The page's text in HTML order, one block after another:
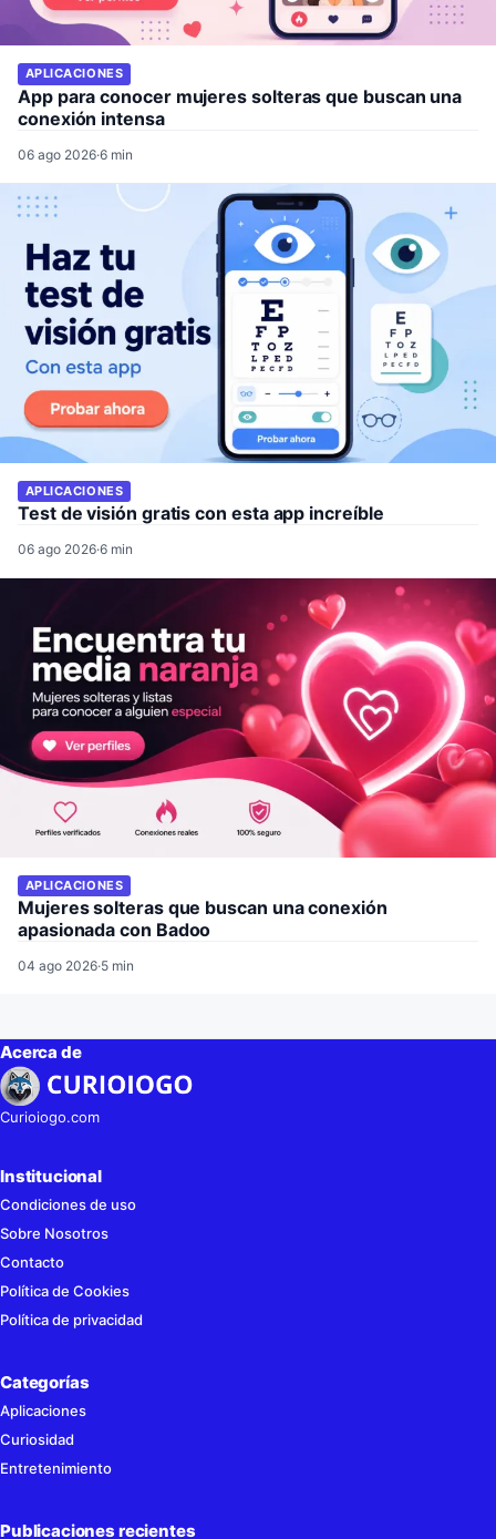
APLICACIONES
App para conocer mujeres solteras que buscan una
conexión intensa
06 ago 2026·6 min
APLICACIONES
Test de visión gratis con esta app increíble
06 ago 2026·6 min
APLICACIONES
Mujeres solteras que buscan una conexión
apasionada con Badoo
04 ago 2026·5 min
Acerca de
Curioiogo.com
Institucional
Condiciones de uso
Sobre Nosotros
Contacto
Política de Cookies
Política de privacidad
Categorías
Aplicaciones
Curiosidad
Entretenimiento
Publicaciones recientes